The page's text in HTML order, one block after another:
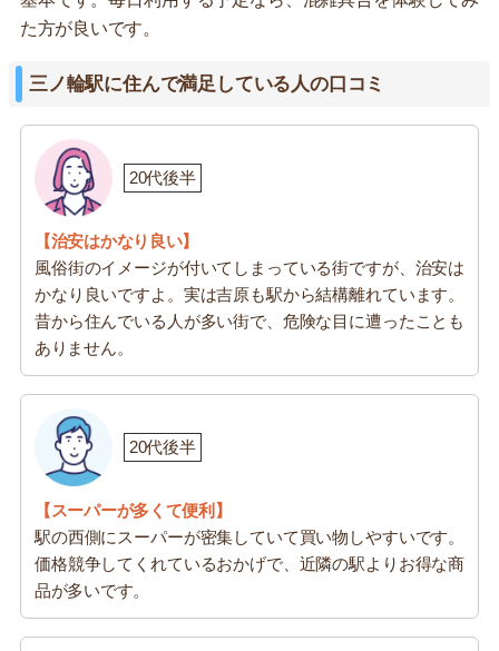
た方が良いです。
三ノ輪駅に住んで満足している人の口コミ
20代後半
【治安はかなり良い】
風俗街のイメージが付いてしまっている街ですが、治安は
かなり良いですよ。実は吉原も駅から結構離れています。
昔から住んでいる人が多い街で、危険な目に遭ったことも
ありません。
20代後半
【スーパーが多くて便利】
駅の西側にスーパーが密集していて買い物しやすいです。
価格競争してくれているおかげで、近隣の駅よりお得な商
品が多いです。